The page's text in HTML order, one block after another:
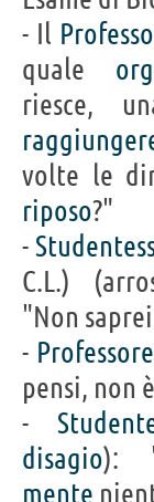
- Il
quale
riesce,
volte le
riposo?"
-
C.L.)
"Non
- Professore
pensi, non
-
disagio):
mente